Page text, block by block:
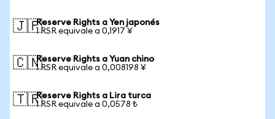
🇯🇵Reserve Rights a Yen japonés
1 RSR equivale a 0,1917 ¥
🇨🇳Reserve Rights a Yuan chino
1 RSR equivale a 0,008198 ¥
🇹🇷Reserve Rights a Lira turca
1 RSR equivale a 0,0578 ₺